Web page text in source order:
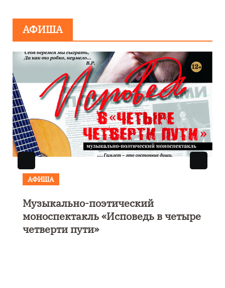
АФИША
АФИША
Николай Патрушев поддержал
проведение в Калининграде
морского фестиваля «Открытое